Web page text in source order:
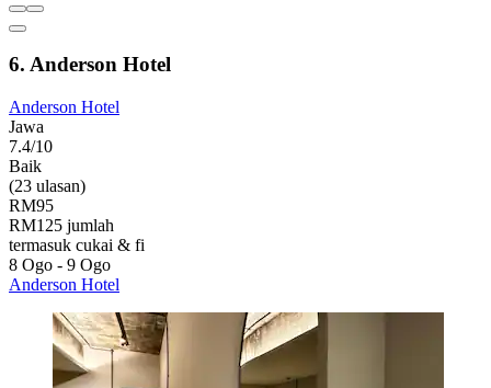
6. Anderson Hotel
Anderson Hotel
Jawa
7.4/10
Baik
(23 ulasan)
RM95
RM125 jumlah
termasuk cukai & fi
8 Ogo - 9 Ogo
Anderson Hotel